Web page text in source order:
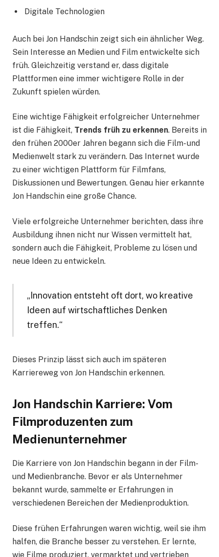
Digitale Technologien
Auch bei Jon Handschin zeigt sich ein ähnlicher Weg.
Sein Interesse an Medien und Film entwickelte sich
früh. Gleichzeitig verstand er, dass digitale
Plattformen eine immer wichtigere Rolle in der
Zukunft spielen würden.
Eine wichtige Fähigkeit erfolgreicher Unternehmer
ist die Fähigkeit, Trends früh zu erkennen. Bereits in
den frühen 2000er Jahren begann sich die Film- und
Medienwelt stark zu verändern. Das Internet wurde
zu einer wichtigen Plattform für Filmfans,
Diskussionen und Bewertungen. Genau hier erkannte
Jon Handschin eine große Chance.
Viele erfolgreiche Unternehmer berichten, dass ihre
Ausbildung ihnen nicht nur Wissen vermittelt hat,
sondern auch die Fähigkeit, Probleme zu lösen und
neue Ideen zu entwickeln.
„Innovation entsteht oft dort, wo kreative
Ideen auf wirtschaftliches Denken
treffen.“
Dieses Prinzip lässt sich auch im späteren
Karriereweg von Jon Handschin erkennen.
Jon Handschin Karriere: Vom
Filmproduzenten zum
Medienunternehmer
Die Karriere von Jon Handschin begann in der Film-
und Medienbranche. Bevor er als Unternehmer
bekannt wurde, sammelte er Erfahrungen in
verschiedenen Bereichen der Medienproduktion.
Diese frühen Erfahrungen waren wichtig, weil sie ihm
halfen, die Branche besser zu verstehen. Er lernte,
wie Filme produziert, vermarktet und vertrieben